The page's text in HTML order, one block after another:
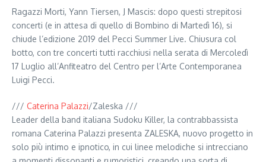
Ragazzi Morti, Yann Tiersen, J Mascis: dopo questi strepitosi
concerti (e in attesa di quello di Bombino di Martedì 16), si
chiude l’edizione 2019 del Pecci Summer Live. Chiusura col
botto, con tre concerti tutti racchiusi nella serata di Mercoledì
17 Luglio all’Anfiteatro del Centro per l’Arte Contemporanea
Luigi Pecci.
/// Caterina Palazzi/Zaleska ///
Leader della band italiana Sudoku Killer, la contrabbassista
romana Caterina Palazzi presenta ZALESKA, nuovo progetto in
solo più intimo e ipnotico, in cui linee melodiche si intrecciano